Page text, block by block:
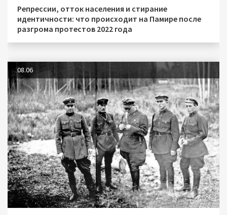
Репрессии, отток населения и стирание
идентичности: что происходит на Памире после
разгрома протестов 2022 года
08.06